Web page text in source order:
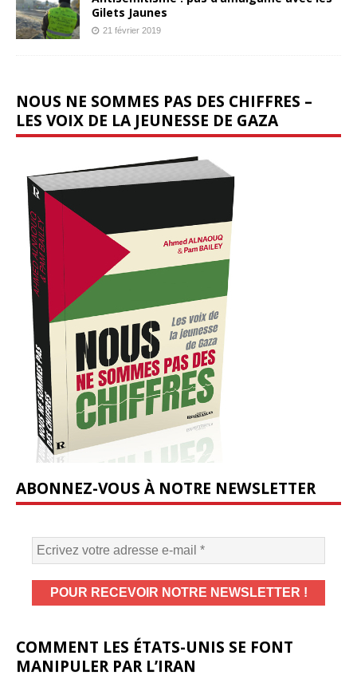
Gilets Jaunes
21 février 2019
NOUS NE SOMMES PAS DES CHIFFRES –
LES VOIX DE LA JEUNESSE DE GAZA
ABONNEZ-VOUS À NOTRE NEWSLETTER
COMMENT LES ÉTATS-UNIS SE FONT
MANIPULER PAR L’IRAN